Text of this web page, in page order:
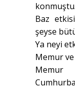
konmuştu.
Baz
şeyse
Ya neyi
Memur ve